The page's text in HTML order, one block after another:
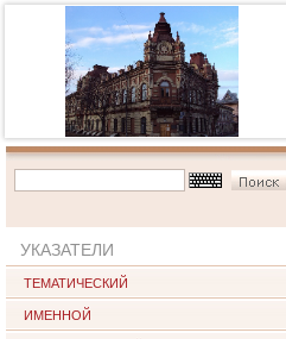
УКАЗАТЕЛИ
ТЕМАТИЧЕСКИЙ
ИМЕННОЙ